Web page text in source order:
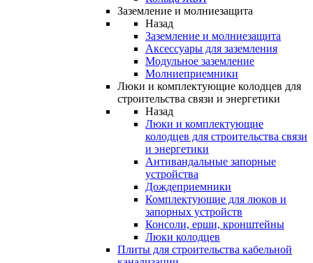
Заземление и молниезащита
Назад
Заземление и молниезащита
Аксессуары для заземления
Модульное заземление
Молниеприемники
Люки и комплектующие колодцев для
строительства связи и энергетики
Назад
Люки и комплектующие
колодцев для строительства связи
и энергетики
Антивандальные запорные
устройства
Дождеприемники
Комплектующие для люков и
запорных устройств
Консоли, ерши, кронштейны
Люки колодцев
Плиты для строительства кабельной